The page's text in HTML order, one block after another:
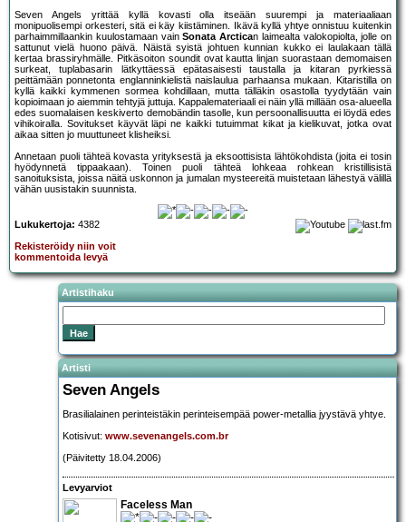
Seven Angels yrittää kyllä kovasti olla itseään suurempi ja materiaaliaan
monipuolisempi orkesteri, sitä ei käy kiistäminen. Ikävä kyllä yhtye onnistuu kuitenkin
parhaimmillaankin kuulostamaan vainSonata Arctican laimealta valokopiolta, jolle on
sattunut vielä huono päivä. Näistä syistä johtuen kunnian kukko ei laulakaan tällä
kertaa brassiryhmälle. Pitkäsoiton soundit ovat kautta linjan suorastaan demomaisen
surkeat, tuplabasarin lätkyttäessä epätasaisesti taustalla ja kitaran pyrkiessä
peittämään ponnetonta englanninkielistä naislaulua parhaansa mukaan. Kitaristilla on
kyllä kaikki kymmenen sormea kohdillaan, mutta tälläkin osastolla tyydytään vain
kopioimaan jo aiemmin tehtyjä juttuja. Kappalemateriaali ei näin yllä millään osa-alueella
edes suomalaisen keskiverto demobändin tasolle, kun persoonallisuutta ei löydä edes
vihikoiralla. Sovitukset käyvät läpi ne kaikki tutuimmat kikat ja kielikuvat, jotka ovat
aikaa sitten jo muuttuneet klisheiksi.
Annetaan puoli tähteä kovasta yrityksestä ja eksoottisista lähtökohdista (joita ei tosin
hyödynnetä tippaakaan). Toinen puoli tähteä lohkeaa rohkean kristillisistä
sanoituksista, joissa näitä uskonnon ja jumalan mysteereitä muistetaan lähestyä välillä
vähän uusistakin suunnista.
Lukukertoja: 4382
Rekisteröidy niin voit
kommentoida levyä
Artistihaku
Artisti
Seven Angels
Brasilialainen perinteistäkin perinteisempää power-metallia jyystävä yhtye.
Kotisivut: www.sevenangels.com.br
(Päivitetty 18.04.2006)
Levyarviot
Faceless Man